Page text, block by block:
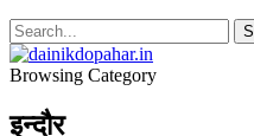
Browsing Category
इन्दौर